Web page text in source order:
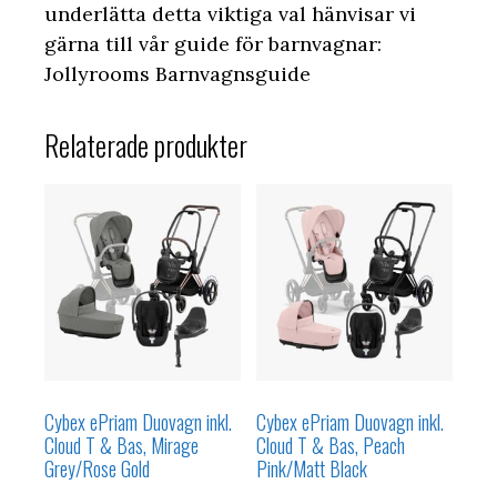
underlätta detta viktiga val hänvisar vi
gärna till vår guide för barnvagnar:
Jollyrooms Barnvagnsguide
Relaterade produkter
Cybex ePriam Duovagn inkl.
Cloud T & Bas, Mirage
Grey/Rose Gold
Cybex ePriam Duovagn inkl.
Cloud T & Bas, Peach
Pink/Matt Black